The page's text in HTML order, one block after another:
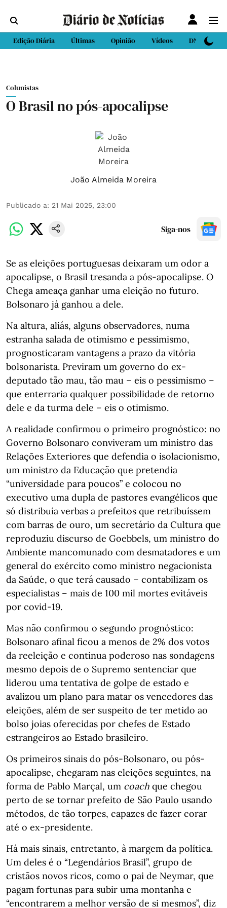
Edição Diária Últimas Opinião Vídeos DN Sport
Colunistas
O Brasil no pós-apocalipse
João Almeida Moreira
Publicado a: 21 Mai 2025, 23:00
Siga-nos
Se as eleições portuguesas deixaram um odor a
apocalipse, o Brasil tresanda a pós-apocalipse. O
Chega ameaça ganhar uma eleição no futuro.
Bolsonaro já ganhou a dele.
Na altura, aliás, alguns observadores, numa
estranha salada de otimismo e pessimismo,
prognosticaram vantagens a prazo da vitória
bolsonarista. Previram um governo do ex-
deputado tão mau, tão mau – eis o pessimismo –
que enterraria qualquer possibilidade de retorno
dele e da turma dele – eis o otimismo.
A realidade confirmou o primeiro prognóstico: no
Governo Bolsonaro conviveram um ministro das
Relações Exteriores que defendia o isolacionismo,
um ministro da Educação que pretendia
“universidade para poucos” e colocou no
executivo uma dupla de pastores evangélicos que
só distribuía verbas a prefeitos que retribuíssem
com barras de ouro, um secretário da Cultura que
reproduziu discurso de Goebbels, um ministro do
Ambiente mancomunado com desmatadores e um
general do exército como ministro negacionista
da Saúde, o que terá causado – contabilizam os
especialistas – mais de 100 mil mortes evitáveis
por covid-19.
Mas não confirmou o segundo prognóstico:
Bolsonaro afinal ficou a menos de 2% dos votos
da reeleição e continua poderoso nas sondagens
mesmo depois de o Supremo sentenciar que
liderou uma tentativa de golpe de estado e
avalizou um plano para matar os vencedores das
eleições, além de ser suspeito de ter metido ao
bolso joias oferecidas por chefes de Estado
estrangeiros ao Estado brasileiro.
Os primeiros sinais do pós-Bolsonaro, ou pós-
apocalipse, chegaram nas eleições seguintes, na
forma de Pablo Marçal, um coach que chegou
perto de se tornar prefeito de São Paulo usando
métodos, de tão torpes, capazes de fazer corar
até o ex-presidente.
Há mais sinais, entretanto, à margem da política.
Um deles é o “Legendários Brasil”, grupo de
cristãos novos ricos, como o pai de Neymar, que
pagam fortunas para subir uma montanha e
“encontrarem a melhor versão de si mesmos”, diz